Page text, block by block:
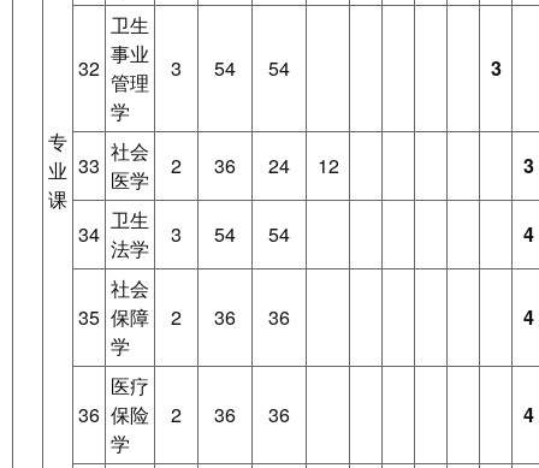
专
业
课
32
卫生
事业
管理
学
3 54 54 3
33
社会
医学
2 36 24 12 3
34
卫生
法学
3 54 54 4
35
社会
保障
学
2 36 36 4
36
医疗
保险
学
2 36 36 4